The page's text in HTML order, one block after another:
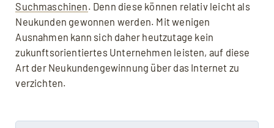
Suchmaschinen. Denn diese können relativ leicht als
Neukunden gewonnen werden. Mit wenigen
Ausnahmen kann sich daher heutzutage kein
zukunftsorientiertes Unternehmen leisten, auf diese
Art der Neukundengewinnung über das Internet zu
verzichten.